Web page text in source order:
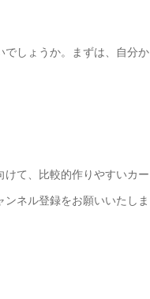
でしょうか。まずは、自分か
て、比較的作りやすいカー
ネル登録をお願いいたしま